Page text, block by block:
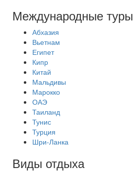
Международные туры
Абхазия
Вьетнам
Египет
Кипр
Китай
Мальдивы
Марокко
ОАЭ
Таиланд
Тунис
Турция
Шри-Ланка
Виды отдыха